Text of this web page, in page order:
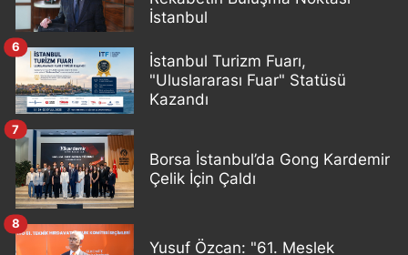
İstanbul
İstanbul Turizm Fuarı,
"Uluslararası Fuar" Statüsü
Kazandı
6
Borsa İstanbul’da Gong Kardemir
Çelik İçin Çaldı
7
Yusuf Özcan: "61. Meslek
8